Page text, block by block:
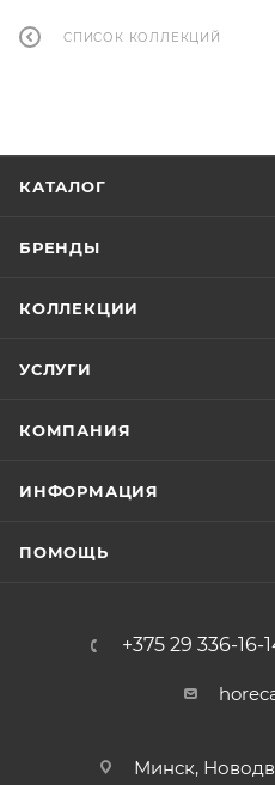
СПИСОК КОЛЛЕКЦИЙ
КАТАЛОГ
БРЕНДЫ
КОЛЛЕКЦИИ
УСЛУГИ
КОМПАНИЯ
ИНФОРМАЦИЯ
ПОМОЩЬ
+375 29 336-16-
Минск,